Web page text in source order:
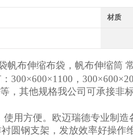
材质
帆布伸缩布袋，帆布伸缩筒
300×600×1100，
，其他规格我公司可承接非
使用方便。欧迈瑞德专业制
圆钢支架，发放效率好操作